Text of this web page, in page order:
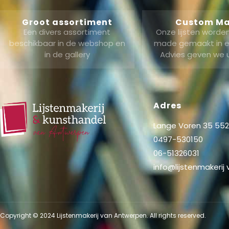
Groot assortiment
Een divers assortiment
beschikbaar in de webshop en
in de gallery
Custom
Onze lijsten
made gemaakt in
Advies geven we
Adres
Lange Voren 35
0497-530150
06-51326031
info@lijstenmakerij
Copyright © 2024 Lijstenmakerij van Antwerpen. All rights reserved.